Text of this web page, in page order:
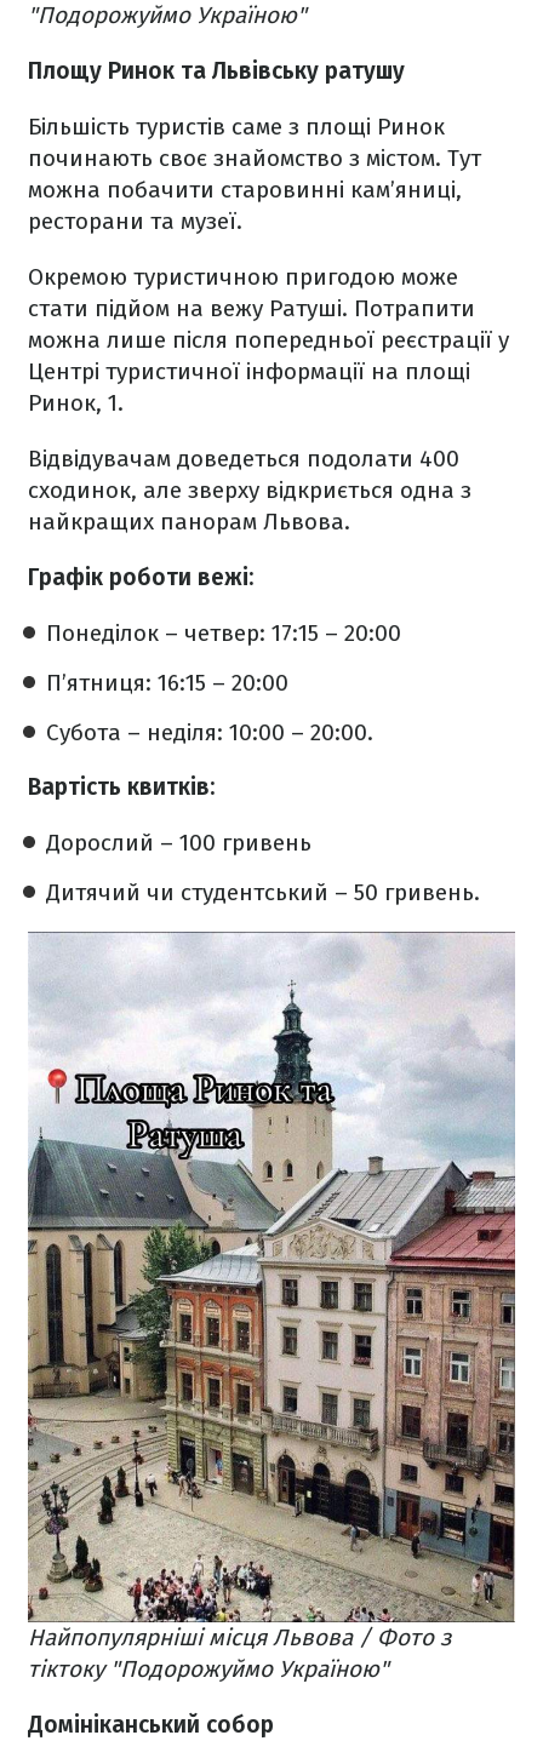
"Подорожуймо Україною"
Площу Ринок та Львівську ратушу
Більшість туристів саме з площі Ринок
починають своє знайомство з містом. Тут
можна побачити старовинні кам’яниці,
ресторани та музеї.
Окремою туристичною пригодою може
стати підйом на вежу Ратуші. Потрапити
можна лише після попередньої реєстрації у
Центрі туристичної інформації на площі
Ринок, 1.
Відвідувачам доведеться подолати 400
сходинок, але зверху відкриється одна з
найкращих панорам Львова.
Графік роботи вежі:
Понеділок – четвер: 17:15 – 20:00
П’ятниця: 16:15 – 20:00
Субота – неділя: 10:00 – 20:00.
Вартість квитків:
Дорослий – 100 гривень
Дитячий чи студентський – 50 гривень.
Найпопулярніші місця Львова / Фото з
тіктоку "Подорожуймо Україною"
Домініканський собор